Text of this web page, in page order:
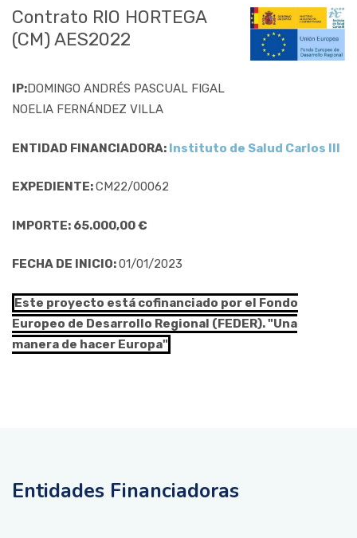
ACCESO PERSONAL
Contrato RIO HORTEGA
(CM) AES2022
IP:DOMINGO ANDRÉS PASCUAL FIGAL
NOELIA FERNÁNDEZ VILLA
ENTIDAD FINANCIADORA: Instituto de Salud Carlos III
EXPEDIENTE:CM22/00062
IMPORTE: 65.000,00 €
FECHA DE INICIO:01/01/2023
Este proyecto está cofinanciado por el Fondo
Europeo de Desarrollo Regional (FEDER). "Una
manera de hacer Europa"
Entidades Financiadoras